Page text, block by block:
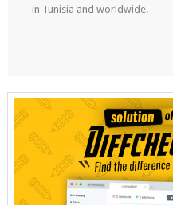
in Tunisia and worldwide.